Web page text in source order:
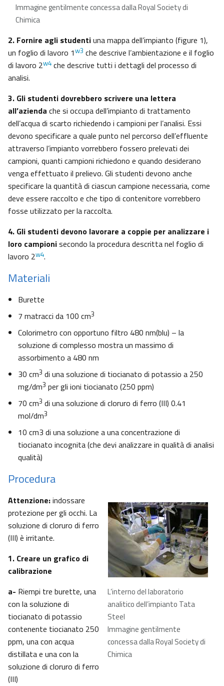
Immagine gentilmente concessa dalla Royal Society di
Chimica
2. Fornire agli studentiuna mappa dell’impianto (figure 1),
un foglio di lavoro 1w3 che descrive l’ambientazione e il foglio
di lavoro 2w4 che descrive tutti i dettagli del processo di
analisi.
3. Gli studenti dovrebbero scrivere una lettera
all’azienda che si occupa dell’impianto di trattamento
dell’acqua di scarto richiedendo i campioni per l’analisi. Essi
devono specificare a quale punto nel percorso dell’effluente
attraverso l’impianto vorrebbero fossero prelevati dei
campioni, quanti campioni richiedono e quando desiderano
venga effettuato il prelievo. Gli studenti devono anche
specificare la quantità di ciascun campione necessaria, come
deve essere raccolto e che tipo di contenitore vorrebbero
fosse utilizzato per la raccolta.
4. Gli studenti devono lavorare a coppie per analizzare i
loro campionisecondo la procedura descritta nel foglio di
lavoro 2w4.
Materiali
Burette
7 matracci da 100 cm3
Colorimetro con opportuno filtro 480 nm(blu) – la
soluzione di complesso mostra un massimo di
assorbimento a 480 nm
30 cm3 di una soluzione di tiocianato di potassio a 250
mg/dm3 per gli ioni tiocianato (250 ppm)
70 cm3 di una soluzione di cloruro di ferro (III) 0.41
mol/dm3
10 cm3 di una soluzione a una concentrazione di
tiocianato incognita (che devi analizzare in qualità di analisi
qualità)
Procedura
L’interno del laboratorio
analitico dell’impianto Tata
Steel
Immagine gentilmente
concessa dalla Royal Society di
Chimica
Attenzione:indossare
protezione per gli occhi. La
soluzione di cloruro di ferro
(III) è irritante.
1. Creare un grafico di
calibrazione
a- Riempi tre burette, una
con la soluzione di
tiocianato di potassio
contenente tiocianato 250
ppm, una con acqua
distillata e una con la
soluzione di cloruro di ferro
(III)